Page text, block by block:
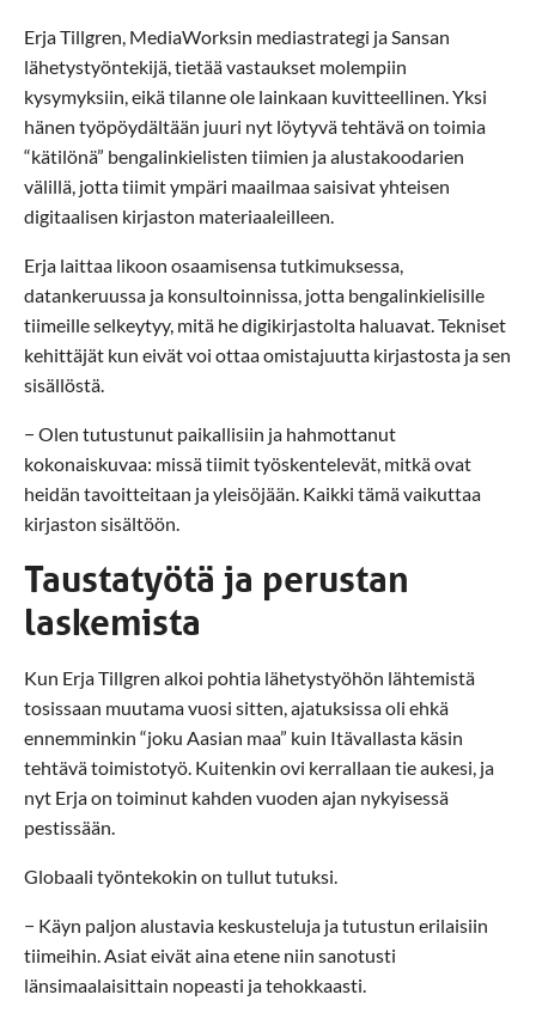
Erja Tillgren, MediaWorksin mediastrategi ja Sansan
lähetystyöntekijä, tietää vastaukset molempiin
kysymyksiin, eikä tilanne ole lainkaan kuvitteellinen. Yksi
hänen työpöydältään juuri nyt löytyvä tehtävä on toimia
“kätilönä” bengalinkielisten tiimien ja alustakoodarien
välillä, jotta tiimit ympäri maailmaa saisivat yhteisen
digitaalisen kirjaston materiaaleilleen.
Erja laittaa likoon osaamisensa tutkimuksessa,
datankeruussa ja konsultoinnissa, jotta bengalinkielisille
tiimeille selkeytyy, mitä he digikirjastolta haluavat. Tekniset
kehittäjät kun eivät voi ottaa omistajuutta kirjastosta ja sen
sisällöstä.
− Olen tutustunut paikallisiin ja hahmottanut
kokonaiskuvaa: missä tiimit työskentelevät, mitkä ovat
heidän tavoitteitaan ja yleisöjään. Kaikki tämä vaikuttaa
kirjaston sisältöön.
Taustatyötä ja perustan
laskemista
Kun Erja Tillgren alkoi pohtia lähetystyöhön lähtemistä
tosissaan muutama vuosi sitten, ajatuksissa oli ehkä
ennemminkin “joku Aasian maa” kuin Itävallasta käsin
tehtävä toimistotyö. Kuitenkin ovi kerrallaan tie aukesi, ja
nyt Erja on toiminut kahden vuoden ajan nykyisessä
pestissään.
Globaali työntekokin on tullut tutuksi.
− Käyn paljon alustavia keskusteluja ja tutustun erilaisiin
tiimeihin. Asiat eivät aina etene niin sanotusti
länsimaalaisittain nopeasti ja tehokkaasti.